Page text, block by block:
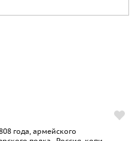
года, армейского